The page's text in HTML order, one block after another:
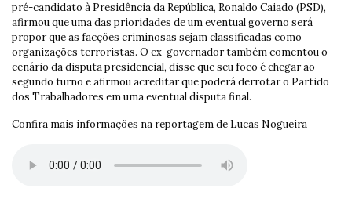
pré-candidato à Presidência da República, Ronaldo Caiado (PSD),
afirmou que uma das prioridades de um eventual governo será
propor que as facções criminosas sejam classificadas como
organizações terroristas. O ex-governador também comentou o
cenário da disputa presidencial, disse que seu foco é chegar ao
segundo turno e afirmou acreditar que poderá derrotar o Partido
dos Trabalhadores em uma eventual disputa final.
Confira mais informações na reportagem de Lucas Nogueira